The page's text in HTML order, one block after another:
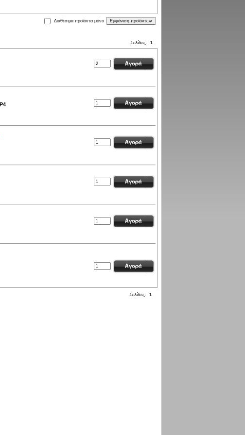
Διαθέσιμα προϊόντα μόνο
Σελίδες: 1
Σελίδες: 1